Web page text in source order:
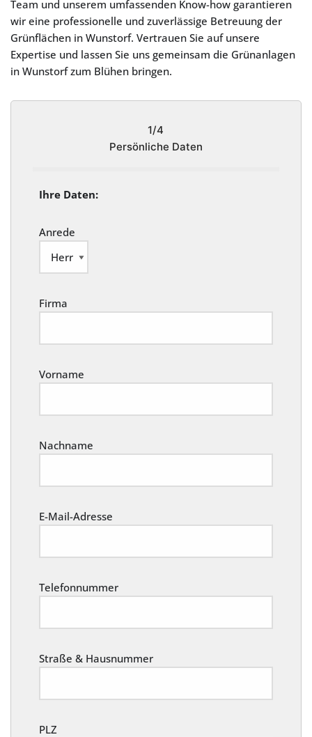
Team und unserem umfassenden Know-how garantieren
wir eine professionelle und zuverlässige Betreuung der
Grünflächen in Wunstorf. Vertrauen Sie auf unsere
Expertise und lassen Sie uns gemeinsam die Grünanlagen
in Wunstorf zum Blühen bringen.
1/4
Persönliche Daten
Ihre Daten:
Anrede
Firma
Vorname
Nachname
E-Mail-Adresse
Telefonnummer
Straße & Hausnummer
PLZ